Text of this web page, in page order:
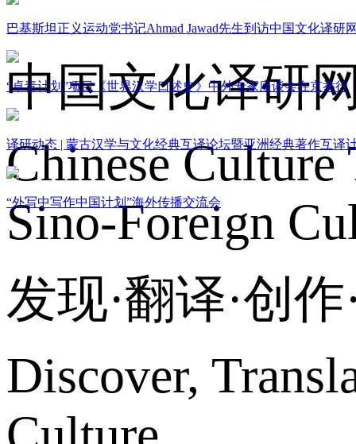
巴基斯坦正义运动党书记Ahmad Jawad先生到访中国文化译研
“卓青计划”项目《世界汉学口述史》中外专家座谈会在京举行
译研动态 | 蒙古汉学与文化经典互译论坛暨亚洲经典著作互译
“外写中写作中国计划”海外传播交流会
中国文化译研
Chinese
Sino-Foreign
发现·翻译·创
Discover,